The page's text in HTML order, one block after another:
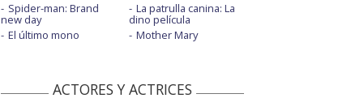
Spider-man: Brand
new day
El último mono
La patrulla canina: La
dino película
Mother Mary
ACTORES Y ACTRICES